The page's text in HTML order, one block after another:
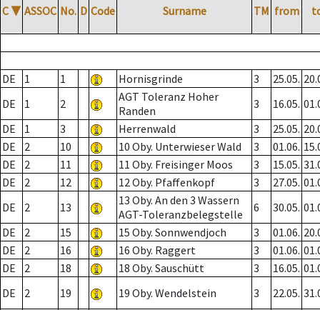
C ▼ ASSOC No. D Code Surname TM from
DE 1 1 Hornisgrinde 3 25.05.
DE
1 2
AGT Toleranz Hoher
Randen
3 16.05.
DE
1 3 Herrenwald 3 25.05.
DE
2 10 10 Oby. Unterwieser Wald 3 01.06.
DE
2 11 11 Oby. Freisinger Moos 3 15.05.
DE
2 12 12 Oby. Pfaffenkopf 3 27.05.
DE
2 13
13 Oby. An den 3 Wassern
AGT-Toleranzbelegstelle
6 30.05.
DE
2 15 15 Oby. Sonnwendjoch 3 01.06.
DE
2 16 16 Oby. Raggert 3 01.06.
DE
2 18 18 Oby. Sauschütt 3 16.05.
DE
2 19 19 Oby. Wendelstein 3 22.05.